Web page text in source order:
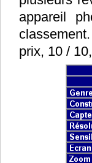
appareil
prix, 10 /